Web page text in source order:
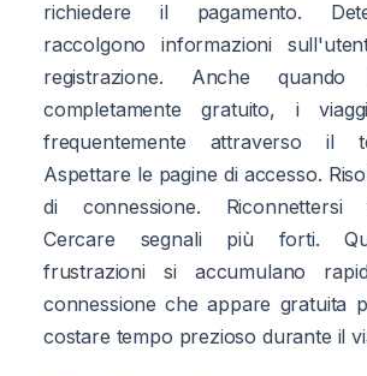
richiedere il pagamento.
raccolgono informazioni
registrazione. Anche
completamente gratuito, i
frequentemente attraverso il
Aspettare le pagine di accesso.
di connessione. Riconnettersi
Cercare segnali più forti.
frustrazioni si accumulano
connessione che appare gratuita
costare tempo prezioso durante il